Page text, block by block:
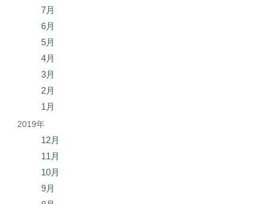
7月
6月
5月
4月
3月
2月
1月
2019年
12月
11月
10月
9月